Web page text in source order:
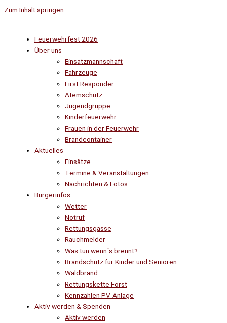
Zum Inhalt springen
Feuerwehrfest 2026
Über uns
Einsatzmannschaft
Fahrzeuge
First Responder
Atemschutz
Jugendgruppe
Kinderfeuerwehr
Frauen in der Feuerwehr
Brandcontainer
Aktuelles
Einsätze
Termine & Veranstaltungen
Nachrichten & Fotos
Bürgerinfos
Wetter
Notruf
Rettungsgasse
Rauchmelder
Was tun wenn´s brennt?
Brandschutz für Kinder und Senioren
Waldbrand
Rettungskette Forst
Kennzahlen PV-Anlage
Aktiv werden & Spenden
Aktiv werden